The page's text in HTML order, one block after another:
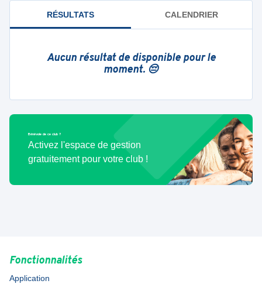
RÉSULTATS CALENDRIER
Aucun résultat de disponible pour le
moment. 😔
Bénévole de ce club ?
Activez l'espace de gestion
gratuitement pour votre club !
Fonctionnalités
Application